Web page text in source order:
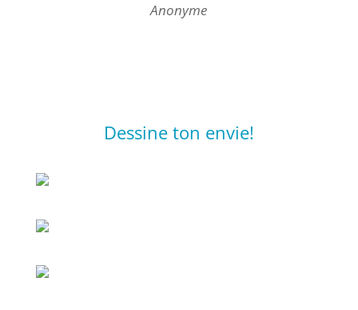
Anonyme
Dessine ton envie!